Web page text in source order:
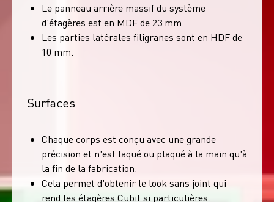
Le panneau arrière massif du système
d'étagères est en MDF de 23 mm.
Les parties latérales filigranes sont en HDF de
10 mm.
Surfaces
Chaque corps est conçu avec une grande
précision et n'est laqué ou plaqué à la main qu'à
la fin de la fabrication.
Cela permet d'obtenir le look sans joint qui
rend les étagères Cubit si particulières.